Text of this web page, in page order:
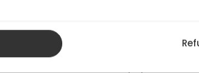
d’agrumes à partir des
coques d’agrumes. La